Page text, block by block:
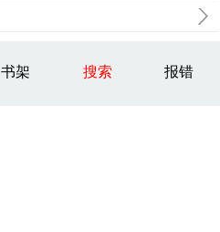
书架 搜索 报错